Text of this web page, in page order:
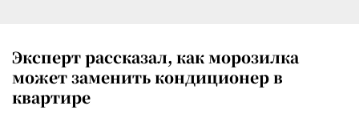
Эксперт рассказал, как морозилка
может заменить кондиционер в
квартире